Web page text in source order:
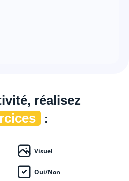
réalisez
:
Visuel
Oui/Non